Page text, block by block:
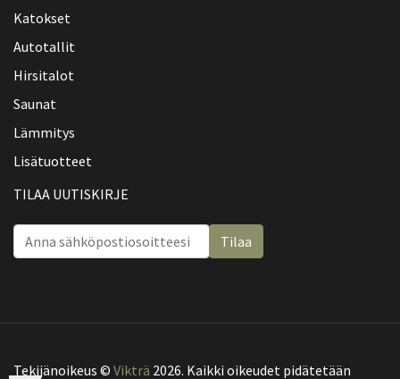
Katokset
Autotallit
Hirsitalot
Saunat
Lämmitys
Lisätuotteet
TILAA UUTISKIRJE
Tilaa
Tekijänoikeus © Vikträ 2026. Kaikki oikeudet pidätetään